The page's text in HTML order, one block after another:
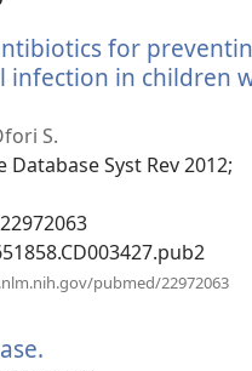
for
infection in children
S.
Database Syst Rev 2012;
pubmed/22972063